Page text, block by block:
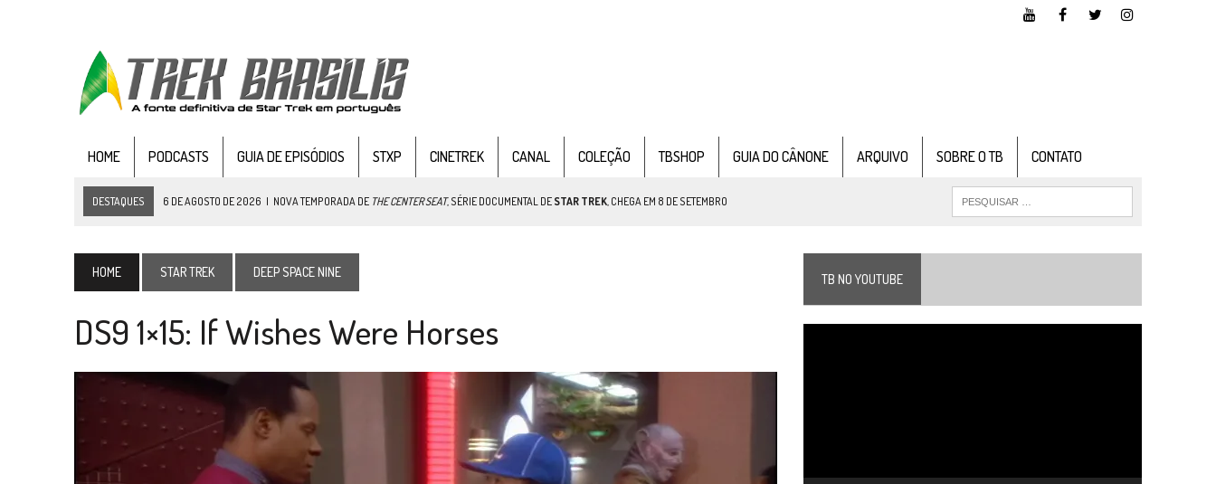
HOME PODCASTS GUIA DE EPISÓDIOS STXP CINETREK CANAL COLEÇÃO TBSHOP GUIA DO CÂNONE ARQUIVO SOBRE O TB CONTATO
DESTAQUES 5 DE AGOSTO DE 2026 | BALDE DO ODO #122 CHILDREN OF TIME
3 DE AGOSTO DE 2026 | PARAMOUNT E CBS DERRUBAM NOVO VÍDEO DO FILME DE FÃS AXANAR HORAS APÓS ESTREIA
2 DE AGOSTO DE 2026 TB AO VIVO | STAR TREK: STRANGE NEW WORLDS – “THE GRIFFIN INCIDENT” (4×02)
31 DE JULHO DE 2026 GRANDES JORNADAS | QUATRO EPISÓDIOS DE STAR TREK SOBRE DIFERENTES PONTOS DE VISTA
31 DE JULHO DE 2026 BOX DELUXE DO ANO 5 DA COLEÇÃO TREK BRASILISJÁ DISPONÍVEL EM PRÉ-VENDA!
7 DE AGOSTO DE 2026 SNW 4×03: HUMAN BEST FRIEND
6 DE AGOSTO DE 2026 | NOVA TEMPORADA DE THE CENTER SEAT , SÉRIE DOCUMENTAL DESTAR TREK , CHEGA EM 8 DE SETEMBRO
HOME STAR TREK DEEP SPACE NINE
DS9 1×15: If Wishes Were Horses
TB NO YOUTUBE